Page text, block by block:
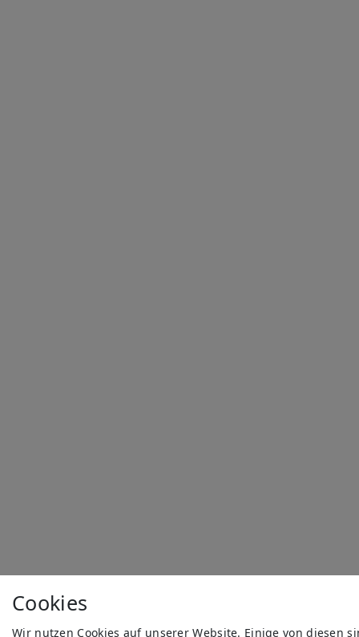
Cookies
Wir nutzen Cookies auf unserer Website. Einige von diesen